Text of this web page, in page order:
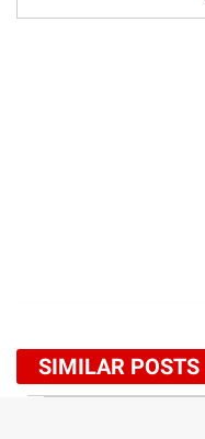
SIMILAR POSTS